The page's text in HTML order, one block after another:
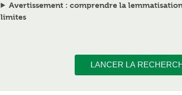
Avertissement : comprendre la
limites
LANCER LA